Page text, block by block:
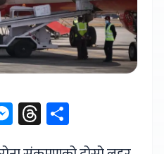
Messenger
Threads